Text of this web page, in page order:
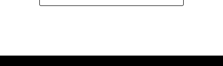
“لإرسال رسالة ردع واضحة إلى الدول الأخرى أو الجهات الفاعلة